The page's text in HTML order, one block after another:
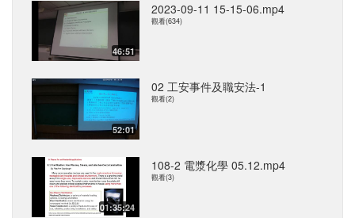
46:51
2023-09-11 15-15-06.mp4
觀看(634)
52:01
02 工安事件及職安法-1
觀看(2)
01:35:24
108-2 電漿化學 05.12.mp4
觀看(3)